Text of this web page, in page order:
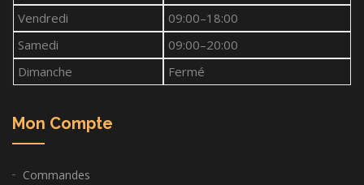
Vendredi
09:00–18:00
Samedi
09:00–20:00
Dimanche
Fermé
Mon Compte
Commandes